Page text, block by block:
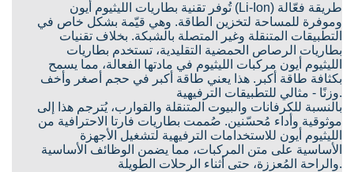
تُوفر تقنية بطاريات الليثيوم أيون (Li-Ion) طريقة فعّالة
وموفرة للمساحة لتخزين الطاقة. وهي قيّمة بشكل خاص في
التطبيقات المتنقلة وغير المتصلة بالشبكة. بخلاف تقنيات
بطاريات الرصاص الحمضية التقليدية، تستخدم بطاريات
الليثيوم أيون مركبات الليثيوم في مادتها الفعالة، مما يسمح
بكثافة طاقة أكبر. هذا يعني طاقة أكبر في حجم أصغر وأخف
وزنًا - مثالي للتطبيقات الترفيهية.
بالنسبة للكرفانات والبيوت المتنقلة والقوارب، يُترجم هذا إلى
موثوقية وأداء مُحسّنين. صُممت بطاريات فارتا الاحترافية من
الليثيوم أيون للاستخدامات الترفيهية لتشغيل الأجهزة
الأساسية على متن المركبات، مما يضمن الوظائف الأساسية
والراحة المُعززة، حتى أثناء الرحلات الطويلة.